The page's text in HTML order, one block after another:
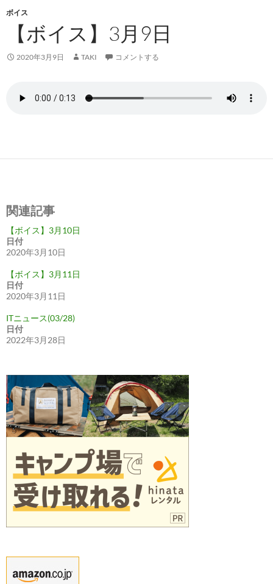
ボイス
【ボイス】3月9日
2020年3月9日 TAKI コメントする
関連記事
【ボイス】3月10日
日付
2020年3月10日
【ボイス】3月11日
日付
2020年3月11日
ITニュース(03/28)
日付
2022年3月28日